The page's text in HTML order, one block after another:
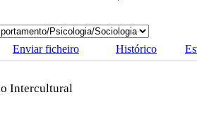
Enviar ficheiro Histórico
Intercultural